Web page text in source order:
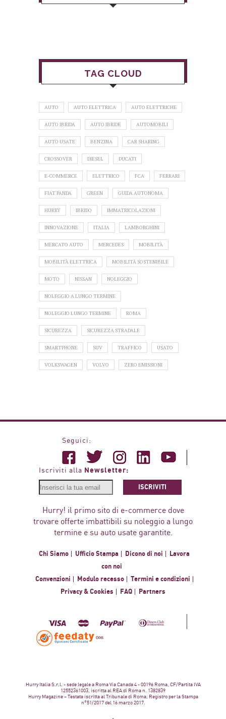
TAG CLOUD
AUTO AUTO ELETTRICA AUTO ELETTRICHE
AUTO IBRIDA AUTO IBRIDE AUTOMOBILI
AUTO USATE BENZINA CAR SHARING
CROSSOVER DIESEL DUCATI
E-COMMERCE ELETTRICO FCA FERRARI
FIAT PANDA GREEN GUIDA AUTONOMA
HURRY IBRIDO IMMATRICOLAZIONI
INNOVAZIONE ITALIA LAMBORGHINI
MERCATO AUTO MERCEDES MOBILITÀ
MOBILITÀ ELETTRICA MOBILITÀ SOSTENIBILE
MOTO NISSAN NOLEGGIO
NOLEGGIO A LUNGO TERMINE
NOLEGGIO LUNGO TERMINE ROMA
SICUREZZA SICUREZZA STRADALE
SMARTPHONE SUV TRAFFICO USATO
VOLKSWAGEN VOLVO ZERO EMISSIONI
Seguici:
Iscriviti alla Newsletter:
ISCRIVITI
Hurry! il primo sito di e-commerce dove
trovare offerte imbattibili su noleggio a lungo
termine e su auto usate garantite.
Chi Siamo Ufficio Stampa Dicono di noi
Lavora
con noi
Convenzioni
Modulo recesso
Termini e condizioni
Privacy & Cookies
FAQ Partners
Hurry Italia S.r.l. - sede legale a Roma Via Canada 4 - 00196 Roma, CF/Partita IVA
12552361003, iscritta al REA di Roma n. 1382839
Hurry Magazine – Testata iscritta al Tribunale di Roma, Registro per la Stampa
n°51/2017 del 16 marzo 2017.